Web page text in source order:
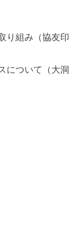
り組み（協友印
について（大洞